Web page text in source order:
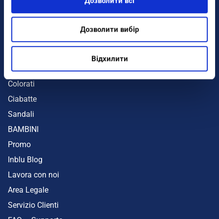
Дозволити вибір
Відхилити
UOMO
Colorati
Ciabatte
Sandali
BAMBINI
Promo
Inblu Blog
Lavora con noi
Area Legale
Servizio Clienti